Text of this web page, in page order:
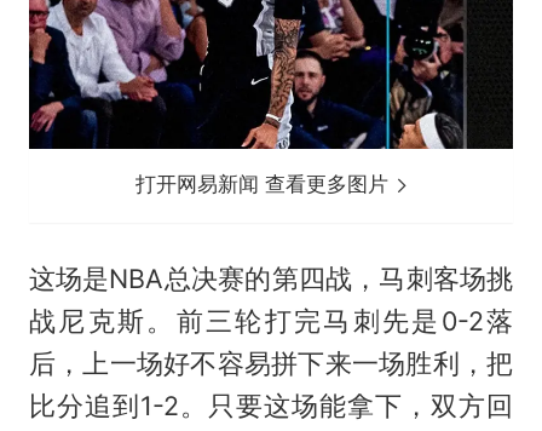
打开网易新闻 查看更多图片
这场是NBA总决赛的第四战，马刺客场挑
战尼克斯。前三轮打完马刺先是0-2落
后，上一场好不容易拼下来一场胜利，把
比分追到1-2。只要这场能拿下，双方回